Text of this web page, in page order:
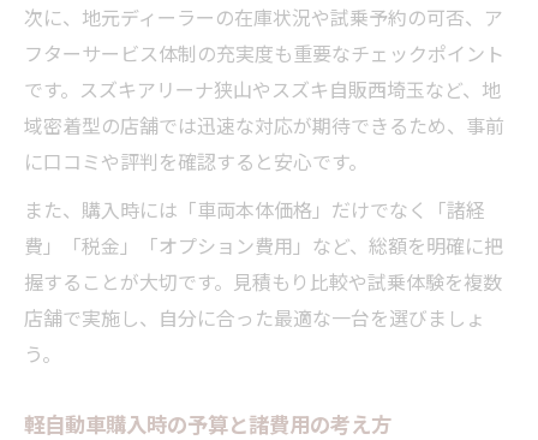
次に、地元ディーラーの在庫状況や試乗予約の可否、ア
フターサービス体制の充実度も重要なチェックポイント
です。スズキアリーナ狭山やスズキ自販西埼玉など、地
域密着型の店舗では迅速な対応が期待できるため、事前
に口コミや評判を確認すると安心です。
また、購入時には「車両本体価格」だけでなく「諸経
費」「税金」「オプション費用」など、総額を明確に把
握することが大切です。見積もり比較や試乗体験を複数
店舗で実施し、自分に合った最適な一台を選びましょ
う。
軽自動車購入時の予算と諸費用の考え方